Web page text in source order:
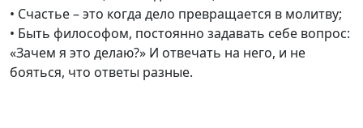
• Счастье – это когда дело превращается в молитву;
• Быть философом, постоянно задавать себе вопрос:
«Зачем я это делаю?» И отвечать на него, и не
бояться, что ответы разные.